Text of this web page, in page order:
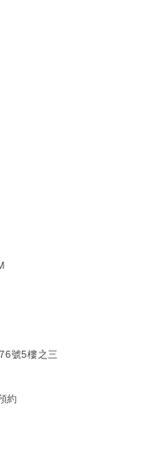
號5樓之三
約